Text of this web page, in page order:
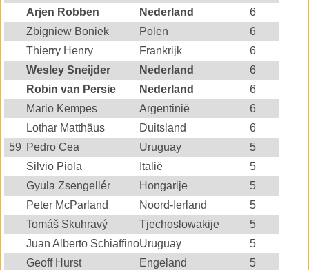
Arjen Robben
Nederland
6
Zbigniew Boniek
Polen
6
Thierry Henry
Frankrijk
6
Wesley Sneijder
Nederland
6
Robin van Persie
Nederland
6
Mario Kempes
Argentinië
6
Lothar Matthäus
Duitsland
6
59 Pedro Cea Uruguay
5
Silvio Piola
Italië
5
Gyula Zsengellér
Hongarije
5
Peter McParland
Noord-Ierland
5
Tomáš Skuhravý
Tjechoslowakije
5
Juan Alberto SchiaffinoUruguay
5
Geoff Hurst
Engeland
5